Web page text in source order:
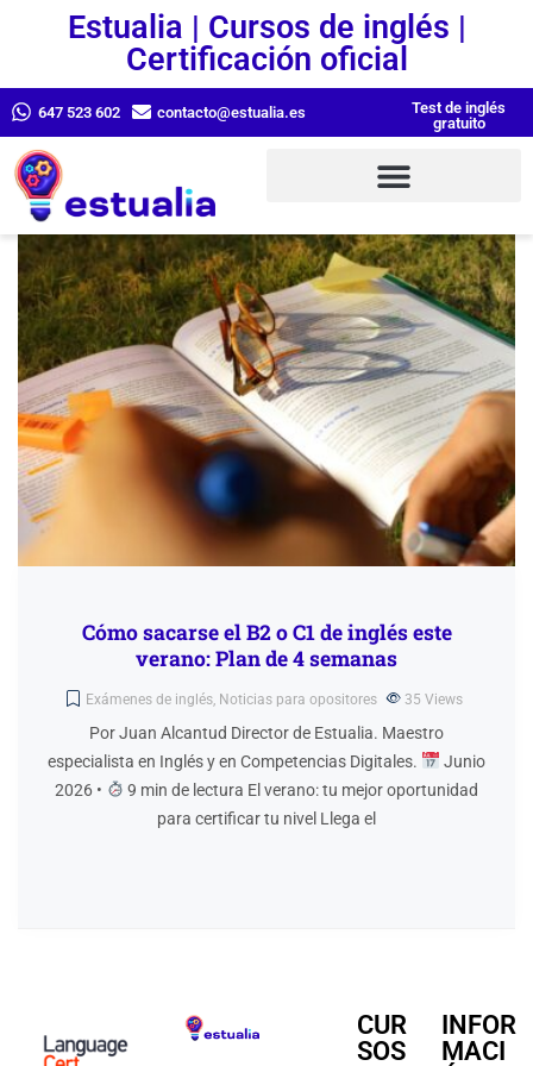
Estualia | Cursos de inglés |
Certificación oficial
647 523 602 contacto@estualia.es
Test de inglés
gratuito
Cómo sacarse el B2 o C1 de inglés este
verano: Plan de 4 semanas
Exámenes de inglés Noticias para opositores 35 Views
Por Juan Alcantud Director de Estualia. Maestro
especialista en Inglés y en Competencias Digitales.
Junio
2026 •
9 min de lectura El verano: tu mejor oportunidad
para certificar tu nivel Llega el
CUR
SOS
INFOR
MACI